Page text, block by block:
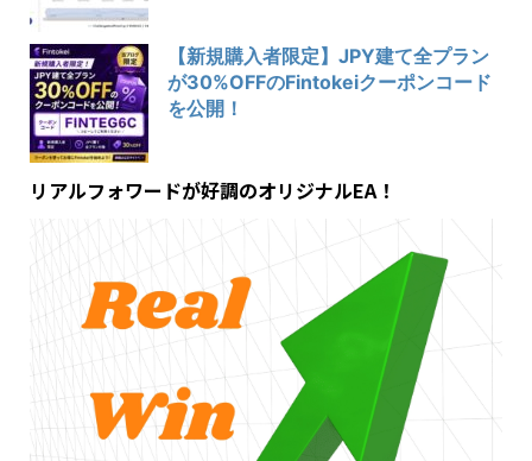
【新規購入者限定】JPY建て全プラン
が30%OFFのFintokeiクーポンコード
を公開！
リアルフォワードが好調のオリジナルEA！